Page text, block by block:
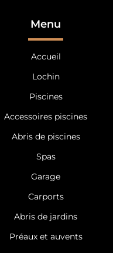
Menu
Accueil
Lochin
Piscines
Accessoires piscines
Abris de piscines
Spas
Garage
Carports
Abris de jardins
Préaux et auvents